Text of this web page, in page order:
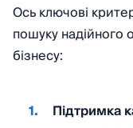
Ось ключові
пошуку надійного
бізнесу:
Підтримка